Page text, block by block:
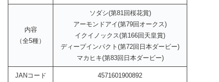
内容
（全5種）
ソダシ(第81回桜花賞)
アーモンドアイ(第79回オークス)
イクイノックス(第166回天皇賞)
ディープインパクト(第72回日本ダービー)
マカヒキ(第83回日本ダービー)
JANコード 4571601900892